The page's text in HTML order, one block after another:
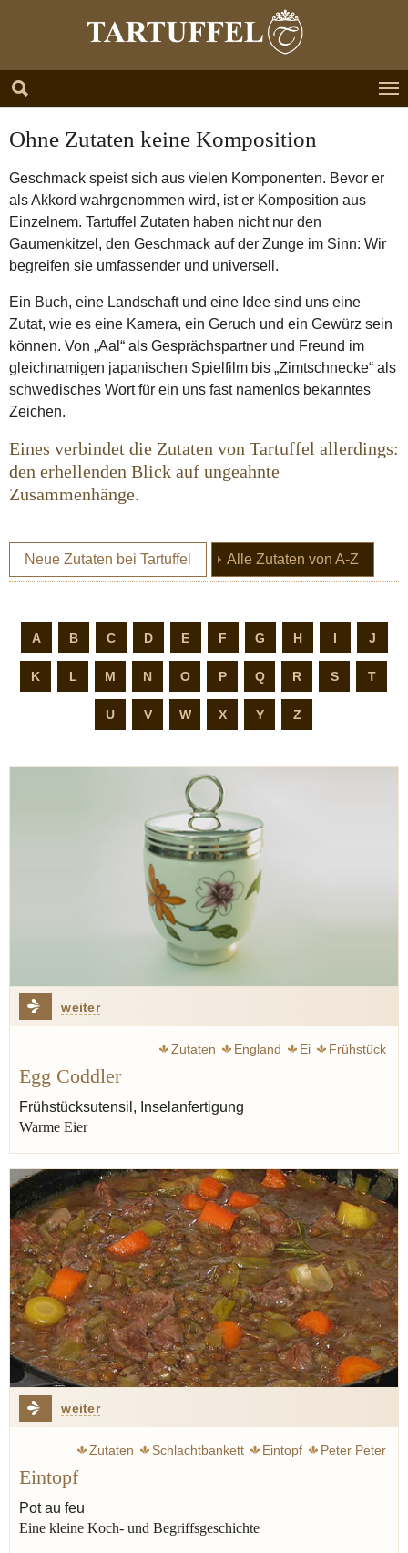
Ohne Zutaten keine Komposition
Geschmack speist sich aus vielen Komponenten. Bevor er
als Akkord wahrgenommen wird, ist er Komposition aus
Einzelnem. Tartuffel Zutaten haben nicht nur den
Gaumenkitzel, den Geschmack auf der Zunge im Sinn: Wir
begreifen sie umfassender und universell.
Ein Buch, eine Landschaft und eine Idee sind uns eine
Zutat, wie es eine Kamera, ein Geruch und ein Gewürz sein
können. Von „Aal“ als Gesprächspartner und Freund im
gleichnamigen japanischen Spielfilm bis „Zimtschnecke“ als
schwedisches Wort für ein uns fast namenlos bekanntes
Zeichen.
Eines verbindet die Zutaten von Tartuffel allerdings:
den erhellenden Blick auf ungeahnte
Zusammenhänge.
Neue Zutaten bei Tartuffel Alle Zutaten von A-Z
A B C D E F G H I J
K L M N O P Q R S T
U V W X Y Z
weiter
Zutaten England Ei Frühstück
Egg Coddler
Frühstücksutensil, Inselanfertigung
Warme Eier
weiter
Zutaten Schlachtbankett Eintopf
Peter Peter
Jünger Ernst
Linsen
Speck
Wurst Fleisch Cassoulet
Eintopf
Pot au feu
Eine kleine Koch- und Begriffsgeschichte